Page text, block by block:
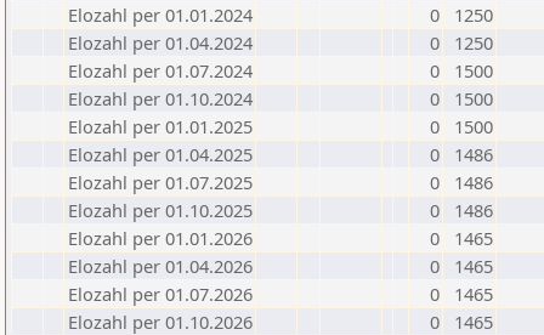
Elozahl per 01.01.2024
0
1250
Elozahl per 01.04.2024
0
1250
Elozahl per 01.07.2024
0
1500
Elozahl per 01.10.2024
0
1500
Elozahl per 01.01.2025
0
1500
Elozahl per 01.04.2025
0
1486
Elozahl per 01.07.2025
0
1486
Elozahl per 01.10.2025
0
1486
Elozahl per 01.01.2026
0
1465
Elozahl per 01.04.2026
0
1465
Elozahl per 01.07.2026
0
1465
Elozahl per 01.10.2026
0 1465